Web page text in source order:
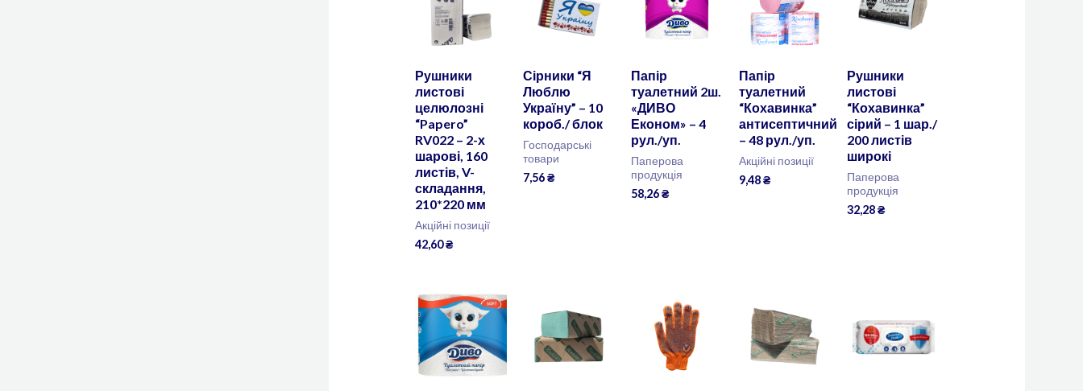
Рушники
листові
целюлозні
“Papero”
RV022 – 2-х
шарові, 160
листів, V-
складання,
210*220 мм
Акційні позиції
42,60₴
Сірники “Я
Люблю
Україну” – 10
короб./ блок
Господарські
товари
7,56₴
Папір
туалетний 2ш.
«ДИВО
Економ» – 4
рул./уп.
Паперова
продукція
58,26₴
Папір
туалетний
“Кохавинка”
антисептичний
– 48 рул./уп.
Акційні позиції
9,48₴
Рушники
листові
“Кохавинка”
сірий – 1 шар./
200 листів
широкі
Паперова
продукція
32,28₴